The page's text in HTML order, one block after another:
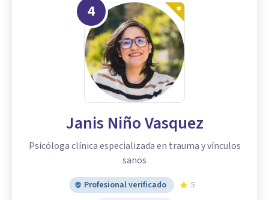
4
Janis Niño Vasquez
Psicóloga clínica especializada en trauma y vínculos
sanos
Profesional verificado
5